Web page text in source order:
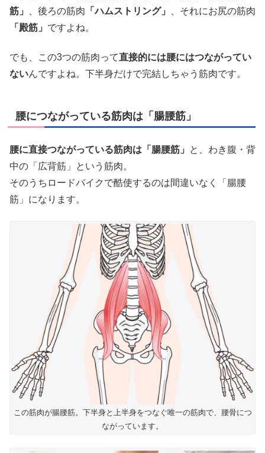
筋」
、後ろの筋肉 「ハムストリング」
、それにお尻の筋肉
「殿筋」 ですよね。
でも、この3つの筋肉って直接的には腰にはつながってい
ないんですよね。下半身だけで完結しちゃう筋肉です。
腰につながっている筋肉は「腸腰筋」
腰に直接つながっている筋肉は「腸腰筋」
と、わき腹・背
中の「広背筋」という筋肉。
そのうちロードバイクで酷使するのは間違いなく「腸腰
筋」になります。
この筋肉が腸腰筋。下半身と上半身をつなぐ唯一の筋肉で、腰骨につ
ながっています。